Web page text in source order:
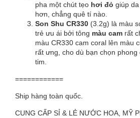
pha một chút tẹo hơi đỏ giúp
hơn, chẳng quê tí nào.
Son Shu CR330 (3.2g) là màu
trẻ ưu ái bởi tông màu cam rất
màu CR330 cam coral lên màu
rất ưng, cho dù bạn chọn
tim.
============
Ship hàng toàn quốc.
CUNG CẤP SỈ & LẺ NƯỚC HOA, MỸ